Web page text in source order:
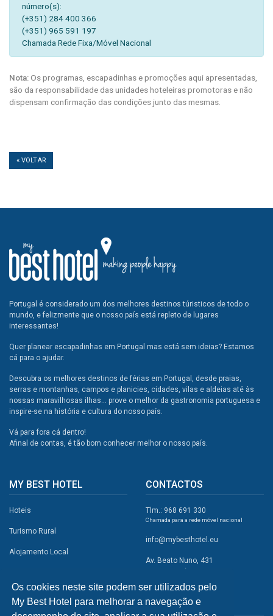
Os cookies neste site podem ser utilizados pelo
My Best Hotel para melhorar a navegação e
número(s):
(+351) 284 400 366
(+351) 965 591 197
Chamada Rede Fixa/Móvel Nacional
Nota:Os programas, escapadinhas e promoções aqui apresentadas,
são da responsabilidade das unidades hoteleiras promotoras e não
dispensam confirmação das condições junto das mesmas.
« VOLTAR
Portugal é considerado um dos melhores destinos túristicos de todo o
mundo, e felizmente que o nosso país está repleto de lugares
interessantes!
Quer planear escapadinhas em Portugal mas está sem ideias? Estamos
cá para o ajudar.
Descubra os melhores destinos de férias em Portugal, desde praias,
serras e montanhas, campos e planicies, cidades, vilas e aldeias até às
nossas maravilhosas ilhas... prove o melhor da gastronomia portuguesa e
inspire-se na história e cultura do nosso país.
Vá para fora cá dentro!
Afinal de contas, é tão bom conhecer melhor o nosso país.
MY BEST HOTEL
Hoteis
Turismo Rural
Alojamento Local
Atividades
CONTACTOS
Tlm.: 968 691 330
Chamada para a rede móvel nacional
info@mybesthotel.eu
Av. Beato Nuno, 431
REDES SOCIAIS